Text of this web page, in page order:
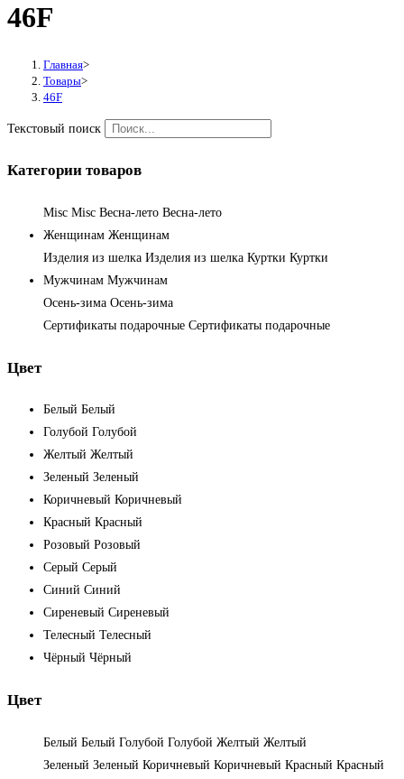
46F
Главная>
Товары>
46F
Текстовый поиск
Категории товаров
Misc Misc Весна-лето Весна-лето
Женщинам Женщинам
Изделия из шелка Изделия из шелка Куртки Куртки
Мужчинам Мужчинам
Осень-зима Осень-зима
Сертификаты подарочные Сертификаты подарочные
Цвет
Белый Белый
Голубой Голубой
Желтый Желтый
Зеленый Зеленый
Коричневый Коричневый
Красный Красный
Розовый Розовый
Серый Серый
Синий Синий
Сиреневый Сиреневый
Телесный Телесный
Чёрный Чёрный
Цвет
Белый Белый Голубой Голубой Желтый Желтый
Зеленый Зеленый Коричневый Коричневый Красный Красный